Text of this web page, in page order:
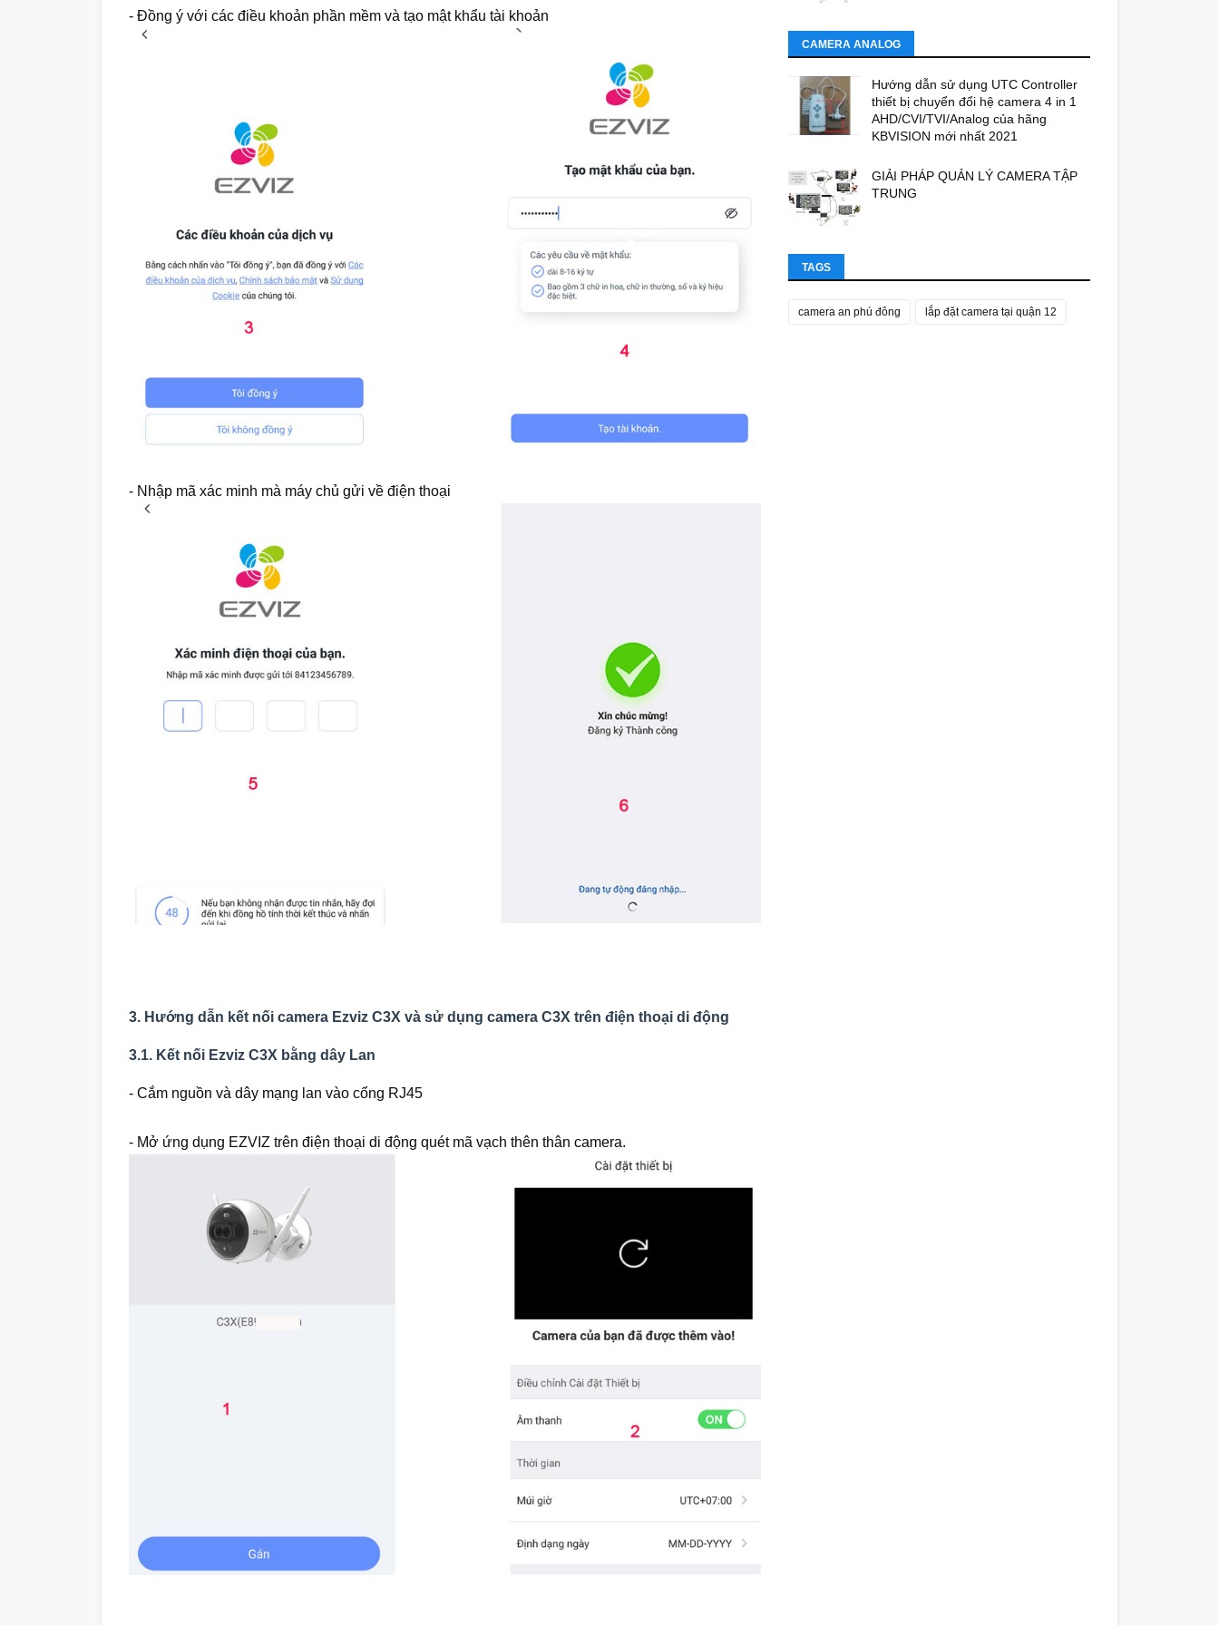
- Đồng ý với các điều khoản phần mềm và tạo mật khẩu tài khoản
- Nhập mã xác minh mà máy chủ gửi về điện thoại
3. Hướng dẫn kết nối camera Ezviz C3X và sử dụng camera C3X trên điện thoại di động
3.1. Kết nối Ezviz C3X bằng dây Lan
- Cắm nguồn và dây mạng lan vào cổng RJ45
- Mở ứng dụng EZVIZ trên điện thoại di động quét mã vạch thên thân camera.
CAMERA ANALOG
Hướng dẫn sử dụng UTC Controller
thiết bị chuyển đổi hệ camera 4 in 1
AHD/CVI/TVI/Analog của hãng
KBVISION mới nhất 2021
GIẢI PHÁP QUẢN LÝ CAMERA TẬP
TRUNG
TAGS
camera an phú đông lắp đặt camera tại quận 12